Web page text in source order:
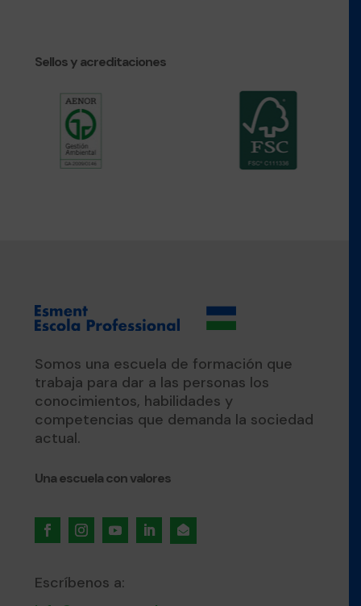
Sellos y acreditaciones
Somos una escuela de formación que
trabaja para dar a las personas los
conocimientos, habilidades y
competencias que demanda la sociedad
actual.
Una escuela con valores

Escríbenos a: